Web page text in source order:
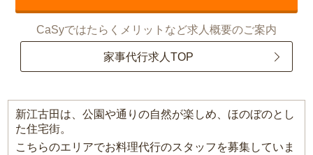
CaSyではたらくメリットなど求人概要のご案内
家事代行求人TOP
新江古田は、公園や通りの自然が楽しめ、ほのぼのとし
た住宅街。
こちらのエリアでお料理代行のスタッフを募集していま